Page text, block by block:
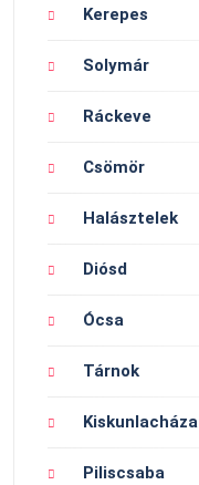
Kerepes
Solymár
Ráckeve
Csömör
Halásztelek
Diósd
Ócsa
Tárnok
Kiskunlacháza
Piliscsaba